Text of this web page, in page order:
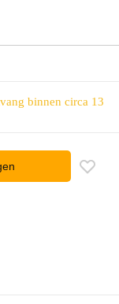
binnen circa 13